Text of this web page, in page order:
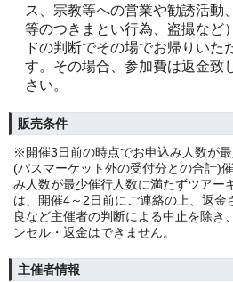
ス、宗教等への営業や勧誘活動
等のつきまとい行為、盗撮など
ドの判断でその場でお帰りいた
す。その場合、参加費は返金致
さい。
販売条件
※開催3日前の時点でお申込み人数が
(パスマーケット外の受付分との合計)
み人数が最少催行人数に満たずツアー
は、開催4～2日前にご連絡の上、返
良など主催者の判断による中止を除き
ンセル・返金はできません。
主催者情報